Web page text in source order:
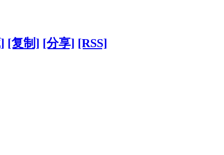
[复制] [分享] [RSS]